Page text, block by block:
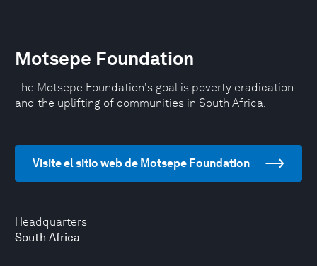
Headquarters
South Africa
Motsepe Foundation
The Motsepe Foundation's goal is poverty eradication
and the uplifting of communities in South Africa.
Visite el sitio web de Motsepe Foundation